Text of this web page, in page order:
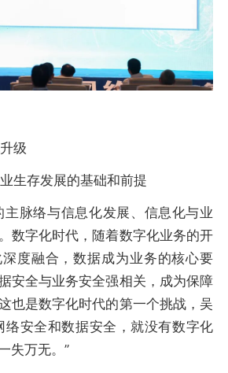
级
生存发展的基础和前提
脉络与信息化发展、信息化与业
数字化时代，随着数字化业务的开
度融合，数据成为业务的核心要
安全与业务安全强相关，成为保障
也是数字化时代的第一个挑战，吴
络安全和数据安全，就没有数字化
失万无。”